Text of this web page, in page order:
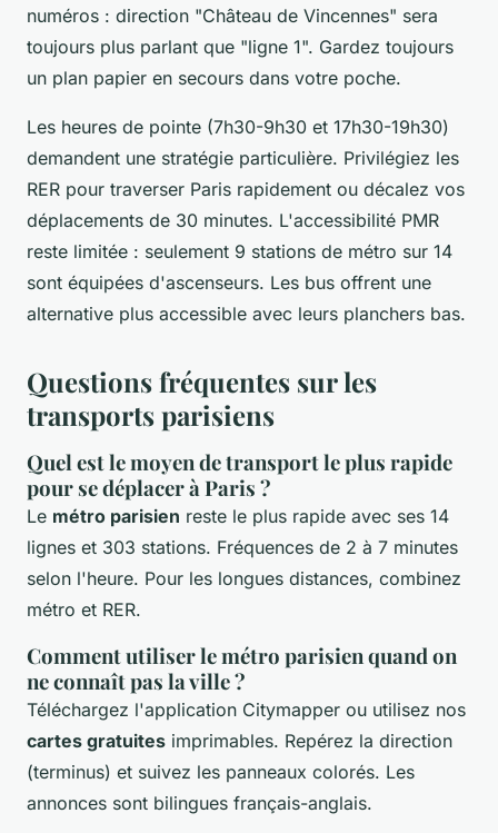
numéros : direction "Château de Vincennes" sera
toujours plus parlant que "ligne 1". Gardez toujours
un plan papier en secours dans votre poche.
Les heures de pointe (7h30-9h30 et 17h30-19h30)
demandent une stratégie particulière. Privilégiez les
RER pour traverser Paris rapidement ou décalez vos
déplacements de 30 minutes. L'accessibilité PMR
reste limitée : seulement 9 stations de métro sur 14
sont équipées d'ascenseurs. Les bus offrent une
alternative plus accessible avec leurs planchers bas.
Questions fréquentes sur les
transports parisiens
Quel est le moyen de transport le plus rapide
pour se déplacer à Paris ?
Le métro parisien reste le plus rapide avec ses 14
lignes et 303 stations. Fréquences de 2 à 7 minutes
selon l'heure. Pour les longues distances, combinez
métro et RER.
Comment utiliser le métro parisien quand on
ne connaît pas la ville ?
Téléchargez l'application Citymapper ou utilisez nos
cartes gratuites imprimables. Repérez la direction
(terminus) et suivez les panneaux colorés. Les
annonces sont bilingues français-anglais.